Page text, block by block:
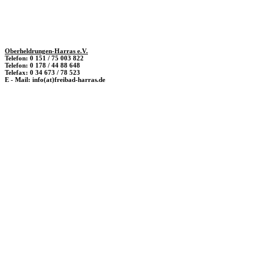
Oberheldrungen-Harras e.V.
Telefon: 0 151 / 75 003 822
Telefon: 0 178 / 44 88 648
Telefax: 0 34 673 / 78 523
E - Mail: info(at)freibad-harras.de